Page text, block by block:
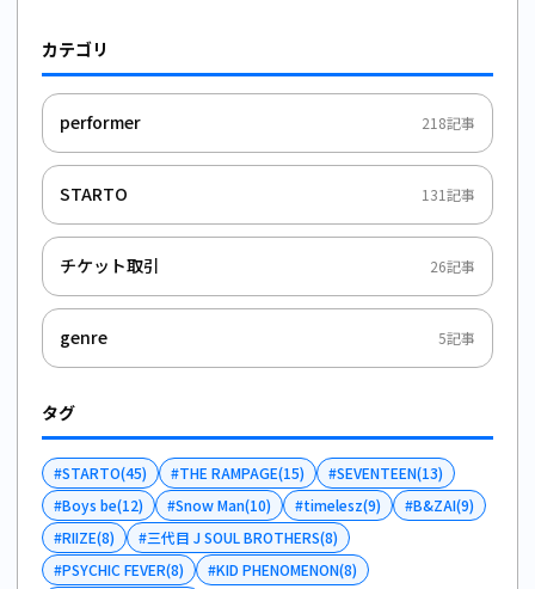
カテゴリ
performer 218記事
STARTO 131記事
チケット取引 26記事
genre 5記事
タグ
#STARTO(45) #THE RAMPAGE(15) #SEVENTEEN(13)
#Boys be(12) #Snow Man(10) #timelesz(9) #B&ZAI(9)
#RIIZE(8) #三代目 J SOUL BROTHERS(8)
#PSYCHIC FEVER(8) #KID PHENOMENON(8)